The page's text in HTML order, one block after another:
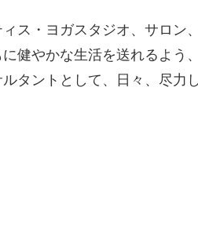
ス・ヨガスタジオ、サロン
健やかな生活を送れるよう
タントとして、日々、尽力